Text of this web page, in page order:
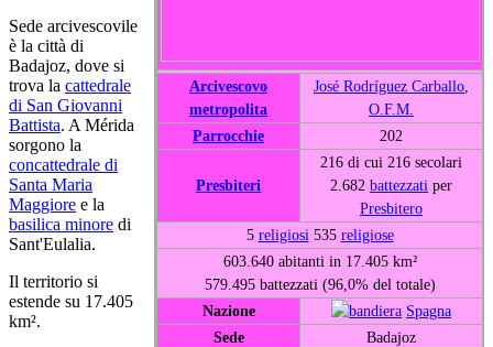
Arcivescovo
metropolita
José Rodríguez Carballo
O.F.M.
Parrocchie
202
Presbiteri
216 di cui 216 secolari
2.682 battezzati per
Presbitero
5 religiosi 535 religiose
603.640 abitanti in 17.405 km²
579.495 battezzati (96,0% del totale)
Nazione
Spagna
Sede
Badajoz
Sede arcivescovile
è la città di
Badajoz, dove si
trova la cattedrale
di San Giovanni
Battista. A Mérida
sorgono la
concattedrale di
Santa Maria
Maggiore e la
basilica minore di
Sant'Eulalia.
Il territorio si
estende su 17.405
km².